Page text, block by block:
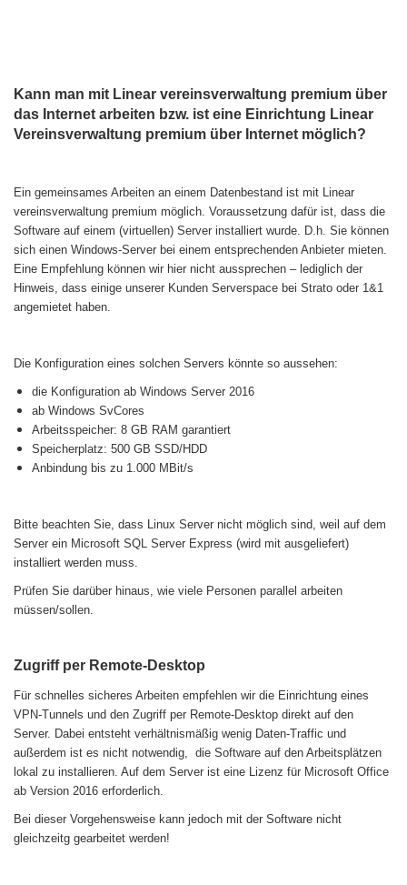
Kann man mit Linear vereinsverwaltung premium über
das Internet arbeiten bzw. ist eine Einrichtung Linear
Vereinsverwaltung premium über Internet möglich?
Ein gemeinsames Arbeiten an einem Datenbestand ist mit Linear
vereinsverwaltung premium möglich. Voraussetzung dafür ist, dass die
Software auf einem (virtuellen) Server installiert wurde. D.h. Sie können
sich einen Windows-Server bei einem entsprechenden Anbieter mieten.
Eine Empfehlung können wir hier nicht aussprechen – lediglich der
Hinweis, dass einige unserer Kunden Serverspace bei Strato oder 1&1
angemietet haben.
Die Konfiguration eines solchen Servers könnte so aussehen:
die Konfiguration ab Windows Server 2016
ab Windows SvCores
Arbeitsspeicher: 8 GB RAM garantiert
Speicherplatz: 500 GB SSD/HDD
Anbindung bis zu 1.000 MBit/s
Bitte beachten Sie, dass Linux Server nicht möglich sind, weil auf dem
Server ein Microsoft SQL Server Express (wird mit ausgeliefert)
installiert werden muss.
Prüfen Sie darüber hinaus, wie viele Personen parallel arbeiten
müssen/sollen.
Zugriff per Remote-Desktop
Für schnelles sicheres Arbeiten empfehlen wir die Einrichtung eines
VPN-Tunnels und den Zugriff per Remote-Desktop direkt auf den
Server. Dabei entsteht verhältnismäßig wenig Daten-Traffic und
außerdem ist es nicht notwendig, die Software auf den Arbeitsplätzen
lokal zu installieren. Auf dem Server ist eine Lizenz für Microsoft Office
ab Version 2016 erforderlich.
Bei dieser Vorgehensweise kann jedoch mit der Software nicht
gleichzeitg gearbeitet werden!